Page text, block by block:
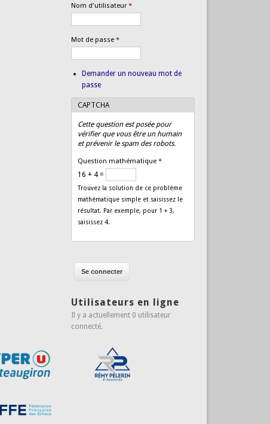
Nom d'utilisateur*
Mot de passe *
Demander un nouveau mot de
passe
CAPTCHA
Cette question est posée pour
vérifier que vous être un humain
et prévenir le spam des robots.
Question mathématique *
16 + 4 =
Trouvez la solution de ce problème
mathématique simple et saisissez le
résultat. Par exemple, pour 1 + 3,
saisissez 4.
Utilisateurs en ligne
Il y a actuellement 0 utilisateur
connecté.